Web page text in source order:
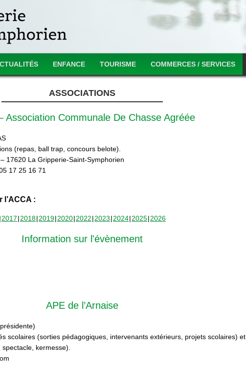
ENFANCE TOURISME COMMERCES / SERVICES
ASSOCIATIONS
Association Communale De Chasse Agréée
(repas, ball trap, concours belote).
17620 La Gripperie-Saint-Symphorien
17 25 16 71
l’ACCA :
2017 2018 2019 2020 2022 2023 2024 2025 2026
Information sur l'évènement
APE de l’Arnaise
scolaires (sorties pédagogiques, intervenants extérieurs, projets scolaires) et
kermesse).